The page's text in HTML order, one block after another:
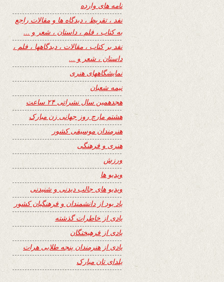
نامه های وارده
نفد ، تقریظ ، دیدگاه ها و مقالات راجع
به کتاب ، فلم ، داستان ، شعر و …
نفد بر کتاب ، مقالات ، دیدگاهها ، فلم ،
داستان ، شعر و …
نمایشگاههای هنری
نیمه شعبان
هجدهمین سال نشراتی ۲۴ ساعت
هشتم مارچ روز جهانی زن مبارک
هنرمندان موسیقی کشور
هنری و فرهنگی
ورزش
ویدیو ها
ویدیو های جالب دیدنی و شنیدنی
یاد بود از دانشمندان و فرهنگیان کشور
یادی از خاطرات گذشته
یادی از فرهیختگان
یادی از هنرمندان پنجه طلایی هرات
یلدای تان مبارک